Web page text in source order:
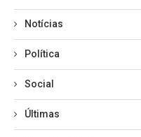
Notícias
Política
Social
Últimas